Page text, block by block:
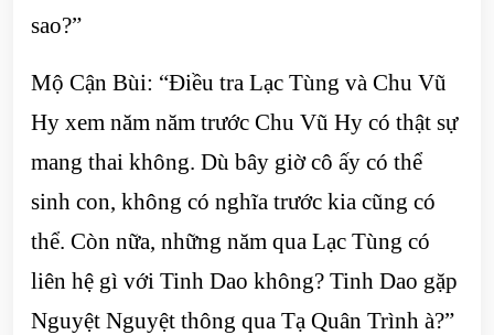
sao?”
Mộ Cận Bùi: “Điều tra Lạc Tùng và Chu Vũ
Hy xem năm năm trước Chu Vũ Hy có thật sự
mang thai không. Dù bây giờ cô ấy có thể
sinh con, không có nghĩa trước kia cũng có
thể. Còn nữa, những năm qua Lạc Tùng có
liên hệ gì với Tinh Dao không? Tinh Dao gặp
Nguyệt Nguyệt thông qua Tạ Quân Trình à?”